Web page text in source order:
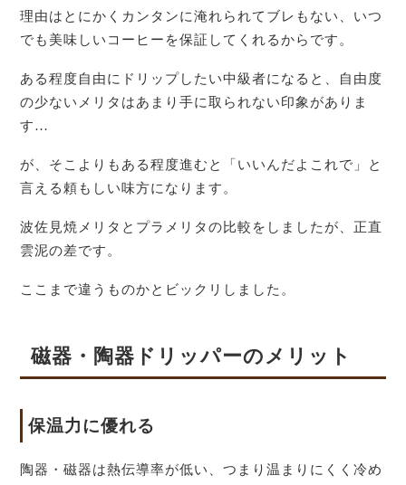
理由はとにかくカンタンに淹れられてブレもない、いつ
でも美味しいコーヒーを保証してくれるからです。
ある程度自由にドリップしたい中級者になると、自由度
の少ないメリタはあまり手に取られない印象がありま
す…
が、そこよりもある程度進むと「いいんだよこれで」と
言える頼もしい味方になります。
波佐見焼メリタとプラメリタの比較をしましたが、正直
雲泥の差です。
ここまで違うものかとビックリしました。
磁器・陶器ドリッパーのメリット
保温力に優れる
陶器・磁器は熱伝導率が低い、つまり温まりにくく冷め